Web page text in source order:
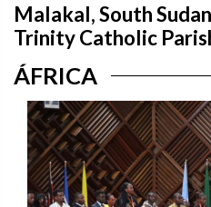
Malakal, South
Trinity Catholic
ÁFRICA